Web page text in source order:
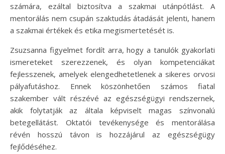
számára, ezáltal biztosítva a szakmai utánpótlást. A
mentorálás nem csupán szaktudás átadását jelenti, hanem
a szakmai értékek és etika megismertetését is.
Zsuzsanna figyelmet fordít arra, hogy a tanulók gyakorlati
ismereteket szerezzenek, és olyan kompetenciákat
fejlesszenek, amelyek elengedhetetlenek a sikeres orvosi
pályafutáshoz. Ennek köszönhetően számos fiatal
szakember vált részévé az egészségügyi rendszernek,
akik folytatják az általa képviselt magas színvonalú
betegellátást. Oktatói tevékenysége és mentorálása
révén hosszú távon is hozzájárul az egészségügy
fejlődéséhez.